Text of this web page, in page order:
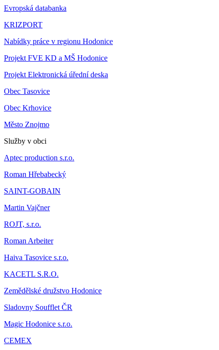
Evropská databanka
KRIZPORT
Nabídky práce v regionu Hodonice
Projekt FVE KD a MŠ Hodonice
Projekt Elektronická úřední deska
Obec Tasovice
Obec Krhovice
Město Znojmo
Služby v obci
Aptec production s.r.o.
Roman Hřebabecký
SAINT-GOBAIN
Martin Vajčner
ROJT, s.r.o.
Roman Arbeiter
Haiva Tasovice s.r.o.
KACETL S.R.O.
Zemědělské družstvo Hodonice
Sladovny Soufflet ČR
Magic Hodonice s.r.o.
CEMEX